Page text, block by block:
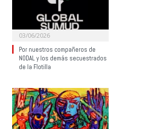
03/06/2026
Por nuestros compañeros de
NODAL y los demás secuestrados
de la Flotilla